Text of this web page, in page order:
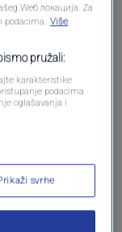
Wеб локација. Za
podacima. Više
pružali:
karakteristike
podacima
oglašavanja i
svrhe